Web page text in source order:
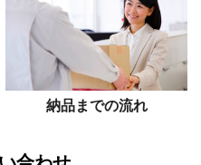
納品までの流れ